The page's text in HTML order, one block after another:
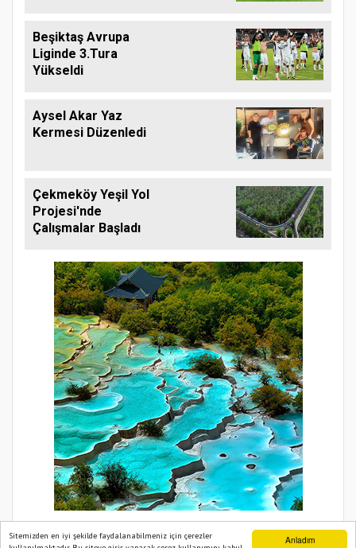
Anladım
Sitemizden en iyi şekilde faydalanabilmeniz için çerezler
Beşiktaş Avrupa
Liginde 3.Tura
Yükseldi
Aysel Akar Yaz
Kermesi Düzenledi
Çekmeköy Yeşil Yol
Projesi'nde
Çalışmalar Başladı